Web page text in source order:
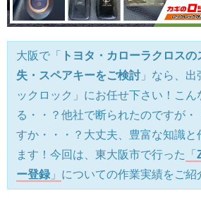
大阪で「
トヨタ・カローラクロス
失・スペアキーをご検討 」なら、
ックロック」にお任せ下さい！こん
る・・？他社で断られたのですが・
すか・・・？大丈夫、豊富な知識と
ます！今回は、東大阪市で行った
「
ー登録 」 についての作業実績をご紹